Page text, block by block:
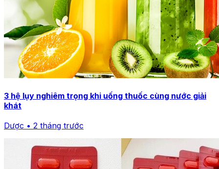
3 hệ lụy nghiêm trọng khi uống thuốc cùng nước giải
khát
Dược • 2 tháng trước